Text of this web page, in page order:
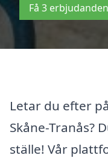
Få 3
Letar du efter
Skåne-Tranås?
ställe! Vår